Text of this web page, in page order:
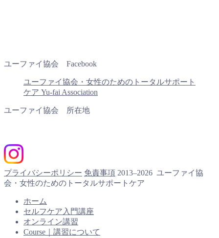
ユーファイ協会 Facebook
ユーファイ協会・女性のためのトータルサポート
ケア Yu-fai Association
ユーファイ協会 所在地
プライバシーポリシー 免責事項 2013–2026 ユーファイ協
会・女性のためのトータルサポートケア
ホーム
セルフケア入門講座
オンライン講習
Course｜講習について